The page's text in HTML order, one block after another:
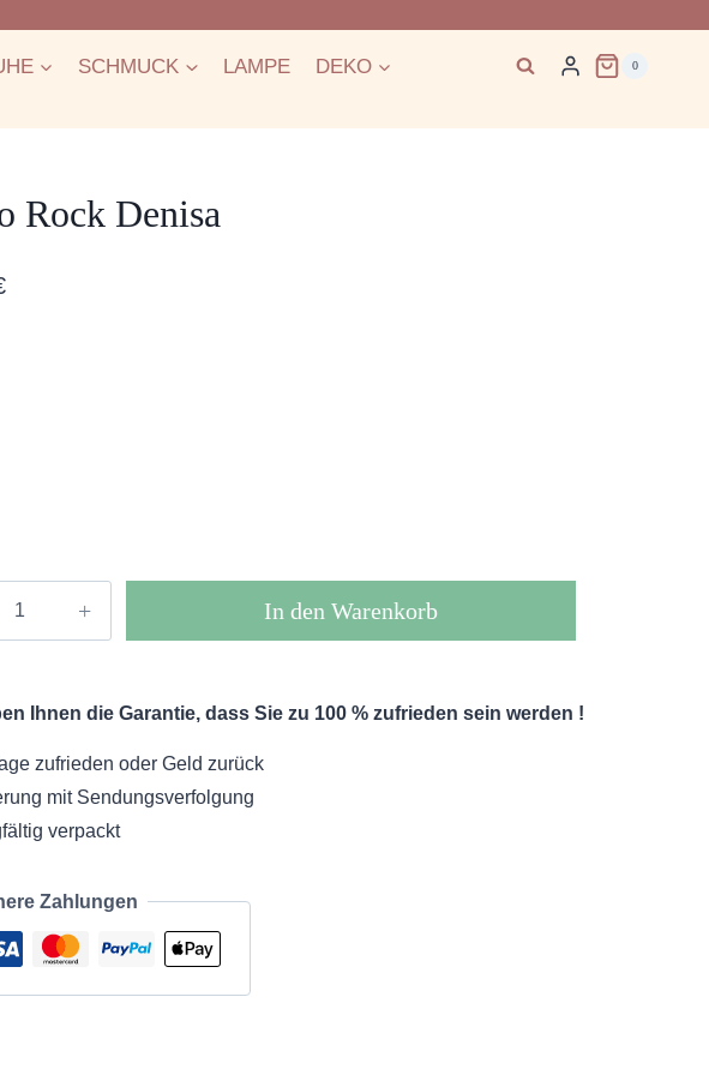
SCHMUCK LAMPE DEKO 0
Rock Denisa
In den Warenkorb
Ihnen die Garantie, dass Sie zu 100 % zufrieden sein werden !
zufrieden oder Geld zurück
mit Sendungsverfolgung
verpackt
Zahlungen